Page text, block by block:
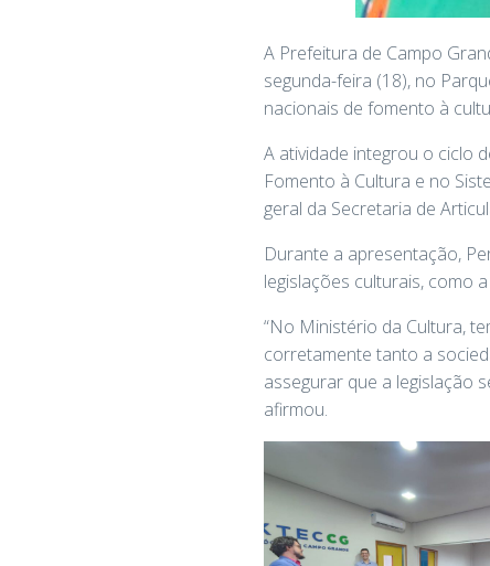
A Prefeitura de Campo
segunda-feira (18), no
nacionais de fomento à
A atividade integrou o ciclo
Fomento à Cultura e no
geral da Secretaria de
Durante a apresentação,
legislações culturais, como
“No Ministério da Cultura,
corretamente tanto a
assegurar que a legislação
afirmou.